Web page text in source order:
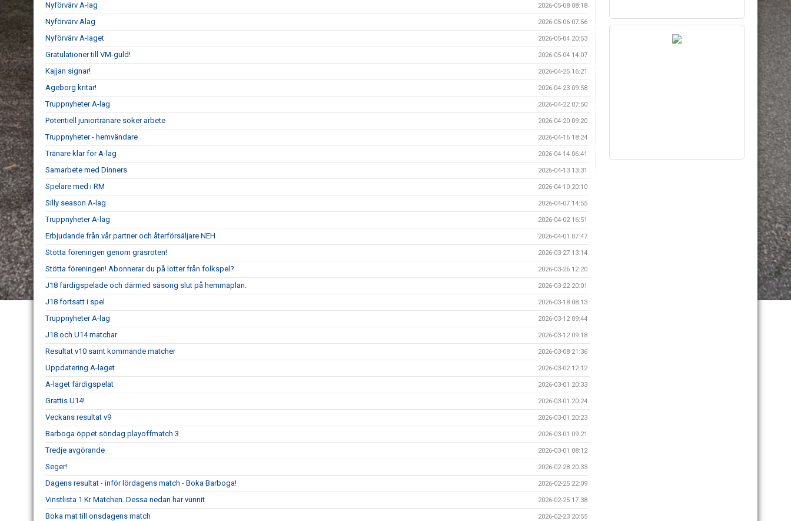
Nyförvärv A-lag 2026-05-08 08:18
Nyförvärv Alag 2026-05-06 07:56
Nyförvärv A-laget 2026-05-04 20:53
Gratulationer till VM-guld! 2026-05-04 14:07
Kajjan signar! 2026-04-25 16:21
Ageborg kritar! 2026-04-23 09:58
Truppnyheter A-lag 2026-04-22 07:50
Potentiell juniortränare söker arbete 2026-04-20 09:20
Truppnyheter - hemvändare 2026-04-16 18:24
Tränare klar för A-lag 2026-04-14 06:41
Samarbete med Dinners 2026-04-13 13:31
Spelare med i RM 2026-04-10 20:10
Silly season A-lag 2026-04-07 14:55
Truppnyheter A-lag 2026-04-02 16:51
Erbjudande från vår partner och återförsäljare NEH 2026-04-01 07:47
Stötta föreningen genom gräsroten! 2026-03-27 13:14
Stötta föreningen! Abonnerar du på lotter från folkspel? 2026-03-26 12:20
J18 färdigspelade och därmed säsong slut på hemmaplan. 2026-03-22 20:01
J18 fortsatt i spel 2026-03-18 08:13
Truppnyheter A-lag 2026-03-12 09:44
J18 och U14 matchar 2026-03-12 09:18
Resultat v10 samt kommande matcher 2026-03-08 21:36
Uppdatering A-laget 2026-03-02 12:12
A-laget färdigspelat 2026-03-01 20:33
Grattis U14! 2026-03-01 20:24
Veckans resultat v9 2026-03-01 20:23
Barboga öppet söndag playoffmatch 3 2026-03-01 09:21
Tredje avgörande 2026-03-01 08:12
Seger! 2026-02-28 20:33
Dagens resultat - inför lördagens match - Boka Barboga! 2026-02-25 22:09
Vinstlista 1 Kr Matchen. Dessa nedan har vunnit 2026-02-25 17:38
Boka mat till onsdagens match 2026-02-23 20:55